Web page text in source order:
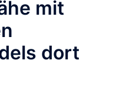
mit
dort